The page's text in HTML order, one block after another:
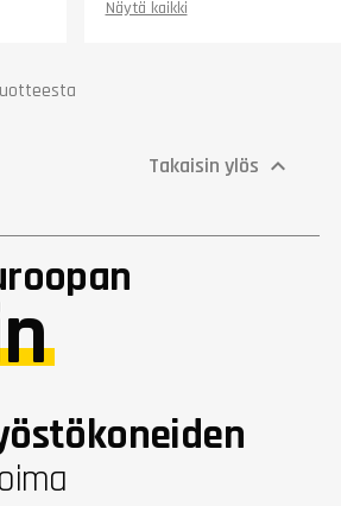
530
Ristisyöttöpöydän liike
Näytä kaikki
Takaisin ylös 